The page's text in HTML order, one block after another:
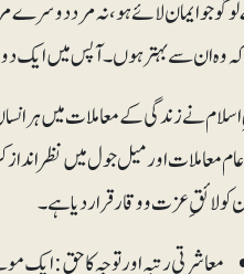
جو ایمان لائے ہو، نہ مرد دوسرے
وہ ان سے بہتر ہوں۔ آپس میں ایک
نے زندگی کے معاملات میں ہر
معاملات اور میل جول میں
کو لائقِ عزت و وقار قرار دیا ہے۔
معاشرتی رتبہ اور توجہ کا حق:ایک